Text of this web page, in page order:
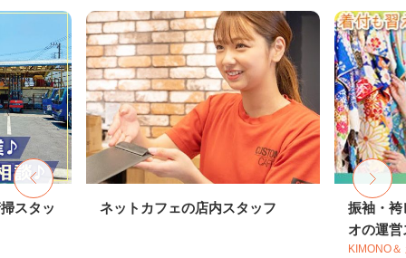
スタッ ネットカフェの店内スタッフ
振袖・袴
オの運営
KIMONO